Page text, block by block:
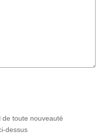
toute nouveauté
dessus